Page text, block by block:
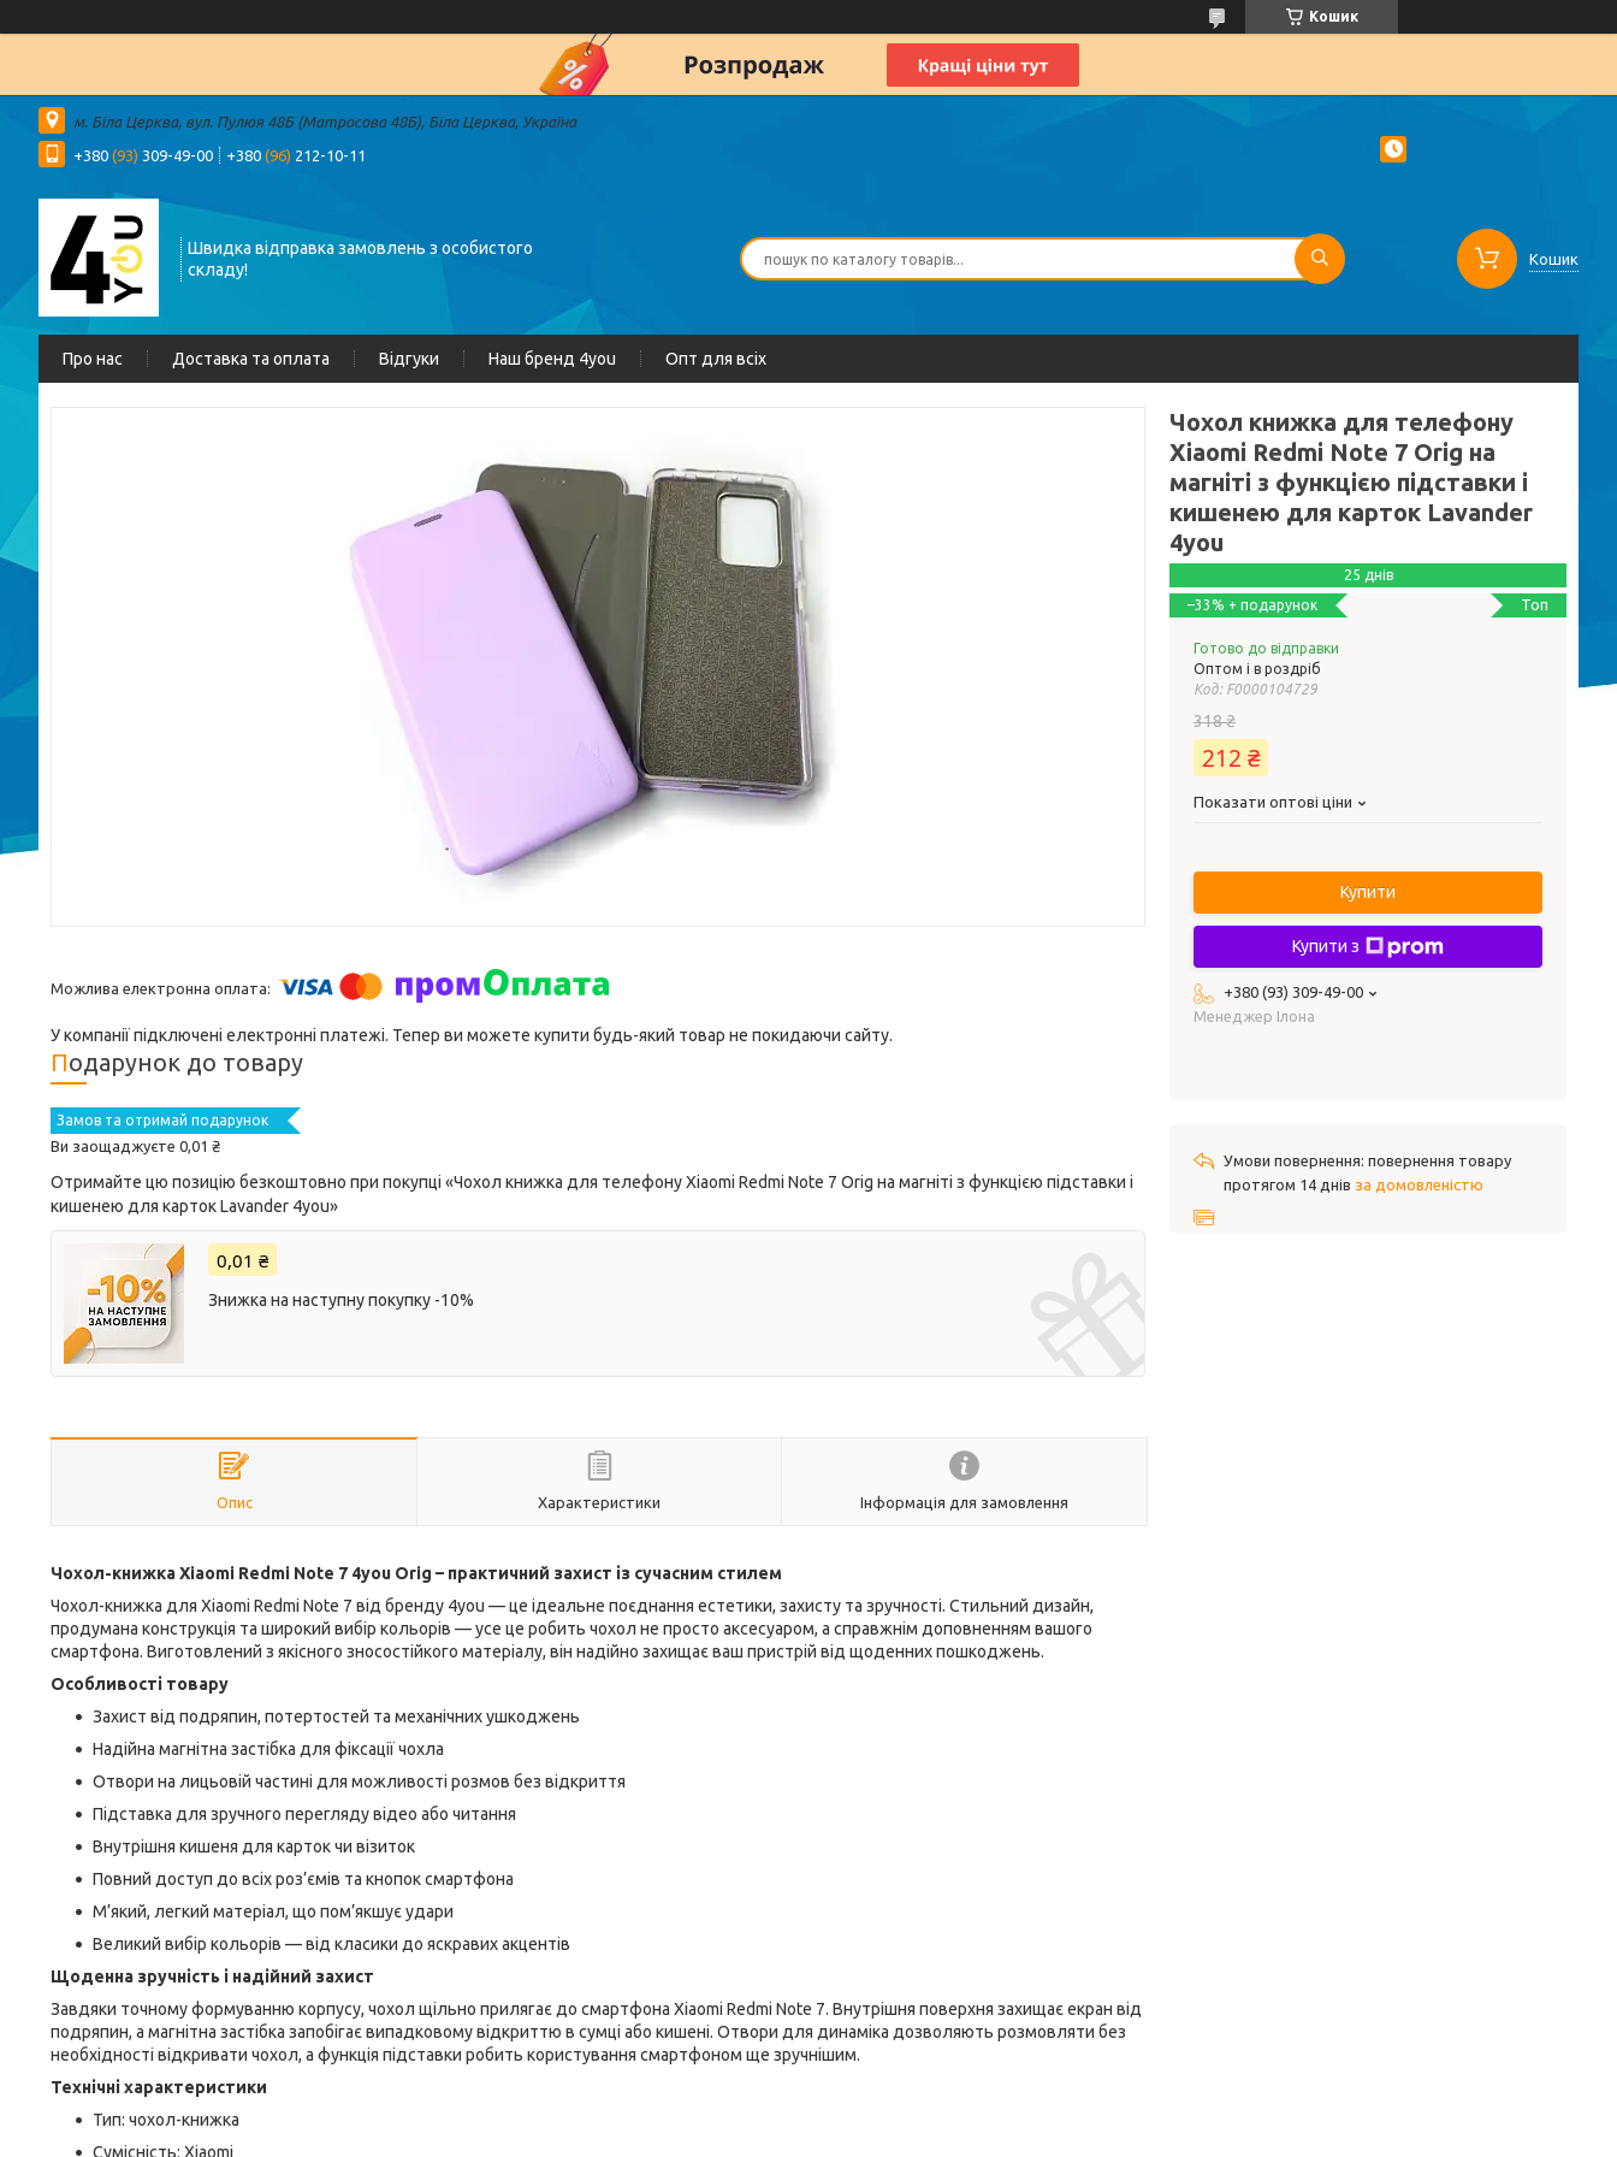
Кошик
м. Біла Церква, вул. Пулюя 48Б (Матросова 48Б), Біла Церква, Україна
+380 (93) 309-49-00 +380 (96) 212-10-11
Швидка відправка замовлень з особистого
складу!
Кошик
Про нас Доставка та оплата Відгуки Наш бренд 4you Опт для всіх
У компанії підключені електронні платежі. Тепер ви можете купити будь-який товар не покидаючи сайту.
Подарунок до товару
Замов та отримай подарунок
Ви заощаджуєте 0,01 ₴
Отримайте цю позицію безкоштовно при покупці «Чохол книжка для телефону Xiaomi Redmi Note 7 Orig на магніті з функцією підставки і
кишенею для карток Lavander 4you»
0,01 ₴
Знижка на наступну покупку -10%
Опис Характеристики Інформація для замовлення
Чохол-книжка Xiaomi Redmi Note 7 4you Orig – практичний захист із сучасним стилем
Чохол-книжка для Xiaomi Redmi Note 7 від бренду 4you — це ідеальне поєднання естетики, захисту та зручності. Стильний дизайн,
продумана конструкція та широкий вибір кольорів — усе це робить чохол не просто аксесуаром, а справжнім доповненням вашого
смартфона. Виготовлений з якісного зносостійкого матеріалу, він надійно захищає ваш пристрій від щоденних пошкоджень.
Особливості товару
Захист від подряпин, потертостей та механічних ушкоджень
Надійна магнітна застібка для фіксації чохла
Отвори на лицьовій частині для можливості розмов без відкриття
Підставка для зручного перегляду відео або читання
Внутрішня кишеня для карток чи візиток
Повний доступ до всіх роз’ємів та кнопок смартфона
М’який, легкий матеріал, що пом’якшує удари
Великий вибір кольорів — від класики до яскравих акцентів
Щоденна зручність і надійний захист
Завдяки точному формуванню корпусу, чохол щільно прилягає до смартфона Xiaomi Redmi Note 7. Внутрішня поверхня захищає екран від
подряпин, а магнітна застібка запобігає випадковому відкриттю в сумці або кишені. Отвори для динаміка дозволяють розмовляти без
необхідності відкривати чохол, а функція підставки робить користування смартфоном ще зручнішим.
Технічні характеристики
Тип: чохол-книжка
Сумісність: Xiaomi
Чохол книжка для телефону
Xiaomi Redmi Note 7 Orig на
магніті з функцією підставки і
кишенею для карток Lavander
4you
Топ
25 днів
–33%
Готово до відправки
Оптом і в роздріб
Код: F0000104729
318 ₴
212 ₴
Показати оптові ціни
Купити
Купити з
+380 (93) 309-49-00
Менеджер Ілона
повернення товару
протягом 14 днів за домовленістю